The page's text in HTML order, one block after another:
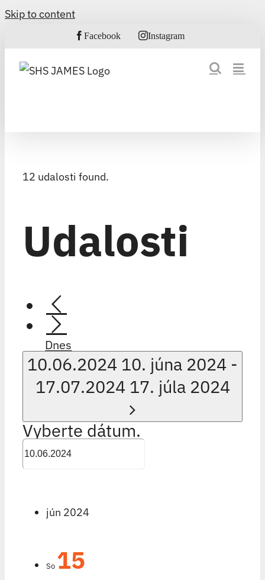
Skip to content
Facebook Instagram
12 udalosti found.
Udalosti
Dnes
10.06.2024 10. júna 2024 -
17.07.2024 17. júla 2024
Vyberte dátum.
jún 2024
So 15